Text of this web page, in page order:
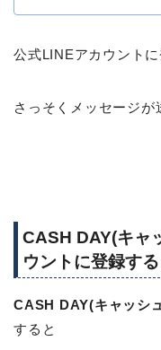
公式LINEアカウントに
さっそくメッセージが
CASH DAY(キャ
ウントに登録する
CASH DAY(キャッシ
すると